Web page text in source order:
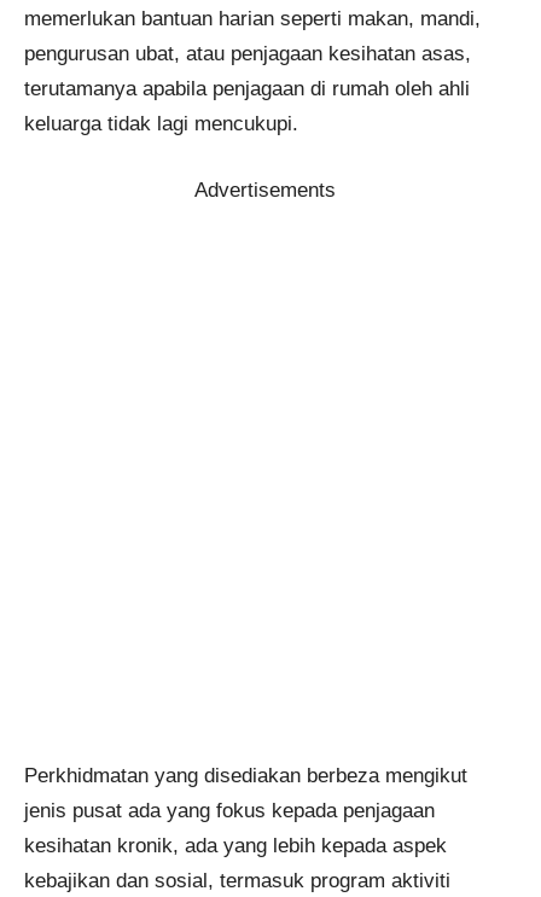
memerlukan bantuan harian seperti makan, mandi,
pengurusan ubat, atau penjagaan kesihatan asas,
terutamanya apabila penjagaan di rumah oleh ahli
keluarga tidak lagi mencukupi.
Advertisements
Perkhidmatan yang disediakan berbeza mengikut
jenis pusat ada yang fokus kepada penjagaan
kesihatan kronik, ada yang lebih kepada aspek
kebajikan dan sosial, termasuk program aktiviti